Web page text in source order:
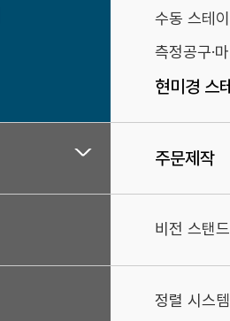
수동 스테
측정공구·
현미경 스
주문제작
비전 스탠드
정렬 시스템